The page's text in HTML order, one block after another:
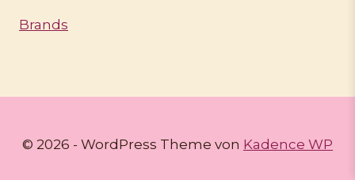
Brands
© 2026 - WordPress Theme von Kadence WP